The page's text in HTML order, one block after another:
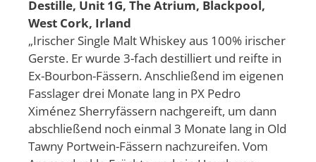
Destille, Unit 1G, The Atrium, Blackpool,
West Cork, Irland
„Irischer Single Malt Whiskey aus 100% irischer
Gerste. Er wurde 3-fach destilliert und reifte in
Ex-Bourbon-Fässern. Anschließend im eigenen
Fasslager drei Monate lang in PX Pedro
Ximénez Sherryfässern nachgereift, um dann
abschließend noch einmal 3 Monate lang in Old
Tawny Portwein-Fässern nachzureifen. Vom